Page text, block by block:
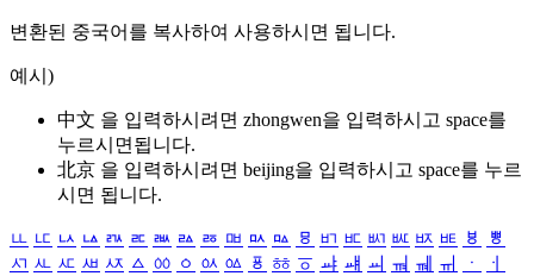
변환된 중국어를 복사하여 사용하시면 됩니다.
예시)
中文 을 입력하시려면 zhongwen을 입력하시고 space를
누르시면됩니다.
北京 을 입력하시려면 beijing을 입력하시고 space를 누르
시면 됩니다.
ㅥ ㅦ ㅧ ㅨ ㅩ ㅪ ㅫ ㅬ ㅭ ㅮ ㅯ ㅰ ㅱ ㅲ ㅳ ㅴ ㅵ ㅶ ㅷ ㅸ
ㅹ
ㅺ ㅻ ㅼ ㅽ ㅾ ㅿ ㆀ ㆁ ㆂ ㆃ ㆄ ㆅ ㆆ ㆇ ㆈ ㆉ ㆊ ㆋ ㆌ ㆍ
ㆎ